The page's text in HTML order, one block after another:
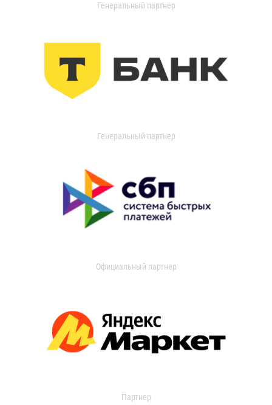
Генеральный партнер
Генеральный партнер
Официальный партнер
Партнер